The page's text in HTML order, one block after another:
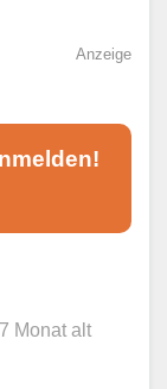
Anzeige
Monat alt